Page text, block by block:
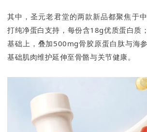
其中，圣元老君堂的两款新品都聚焦于
打纯净蛋白支持，每份含18g优质蛋白质
基础上，叠加500mg骨胶原蛋白肽与海
基础肌肉维护延伸至骨骼与关节健康。